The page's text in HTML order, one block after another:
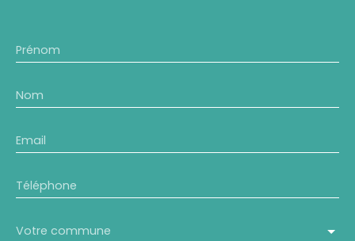
Prénom
Nom
Email
Téléphone
Votre commune